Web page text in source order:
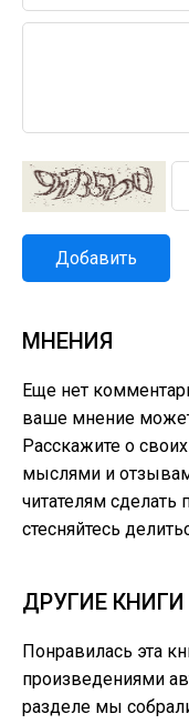
Добавить
МНЕНИЯ
Еще нет
ваше мнение
Расскажите о
мыслями и
читателям
стесняйтесь
ДРУГИЕ
Понравилась эта
произведениями
разделе мы